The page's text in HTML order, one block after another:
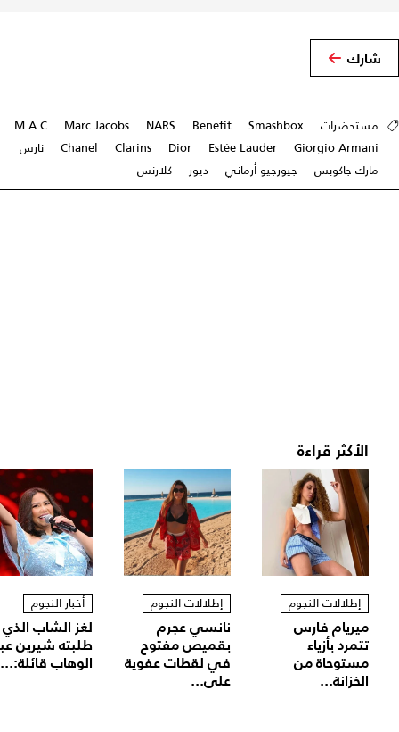
شارك
مستحضرات Smashbox
Benefit
NARS
Marc Jacobs
M.A.C
Giorgio Armani
Estée Lauder
Dior
Clarins
Chanel
نارس
مارك جاكوبس
جيورجيو أرماني ديور كلارنس
الأكثر قراءة
إطلالات النجوم
ميريام فارس
تتمرد بأزياء
مستوحاة من
الخزانة...
إطلالات النجوم
نانسي عجرم
بقميص مفتوح
في لقطات عفوية
على...
أخبار النجوم
لغز الشاب الذي
طلبته شيرين
الوهاب قائلة:...